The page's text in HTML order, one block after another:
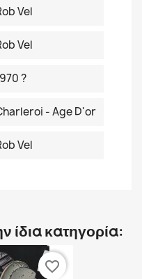
Vel
Vel
?
- Age D'or
Vel
ίδια κατηγορία:
favorite_border